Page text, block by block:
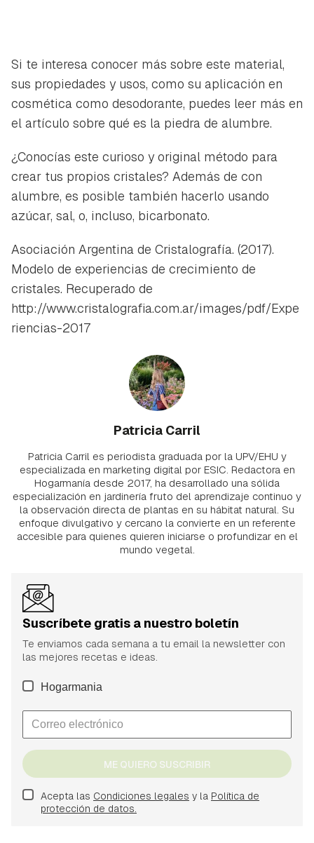
Si te interesa conocer más sobre este material,
sus propiedades y usos, como su aplicación en
cosmética como desodorante, puedes leer más en
el artículo sobre qué es la piedra de alumbre.
¿Conocías este curioso y original método para
crear tus propios cristales? Además de con
alumbre, es posible también hacerlo usando
azúcar, sal, o, incluso, bicarbonato.
Asociación Argentina de Cristalografía. (2017).
Modelo de experiencias de crecimiento de
cristales. Recuperado de
http://www.cristalografia.com.ar/images/pdf/Expe
riencias-2017
Patricia Carril
Patricia Carril es periodista graduada por la UPV/EHU y
especializada en marketing digital por ESIC. Redactora en
Hogarmanía desde 2017, ha desarrollado una sólida
especialización en jardinería fruto del aprendizaje continuo y
la observación directa de plantas en su hábitat natural. Su
enfoque divulgativo y cercano la convierte en un referente
accesible para quienes quieren iniciarse o profundizar en el
mundo vegetal.
Suscríbete gratis a nuestro boletín
Te enviamos cada semana a tu email la newsletter con
las mejores recetas e ideas.
Hogarmania
ME QUIERO SUSCRIBIR
Acepta las Condiciones legales y la Política de
protección de datos.